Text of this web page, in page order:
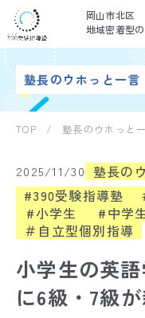
岡山市北区
地域密着型
塾長のウホっと一言
TOP / 塾長のウホっと
2025/11/30
塾長の
#390受験指導塾
#小学生
#中学
＃自立型個別指導
小学生の英
に6級・7級